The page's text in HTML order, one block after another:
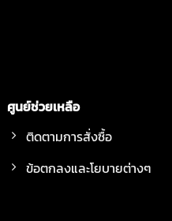
ศูนย์ช่วยเหลือ
ติดตามการสั่งซื้อ
ข้อตกลงและโยบายต่างๆ